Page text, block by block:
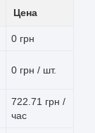
Цена
0 грн
0 грн / шт.
722.71 грн /
час